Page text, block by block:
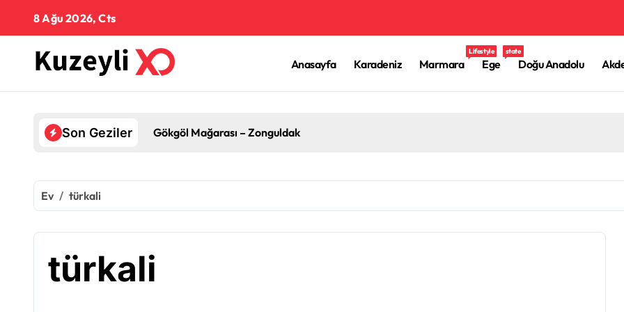
8 Ağu 2026, Cts
Anasayfa Karadeniz Marmara
Lifestyle
Ege
state
Doğu Anadolu
Son Geziler Gökgöl Mağarası – Zonguldak
Ev türkali
türkali